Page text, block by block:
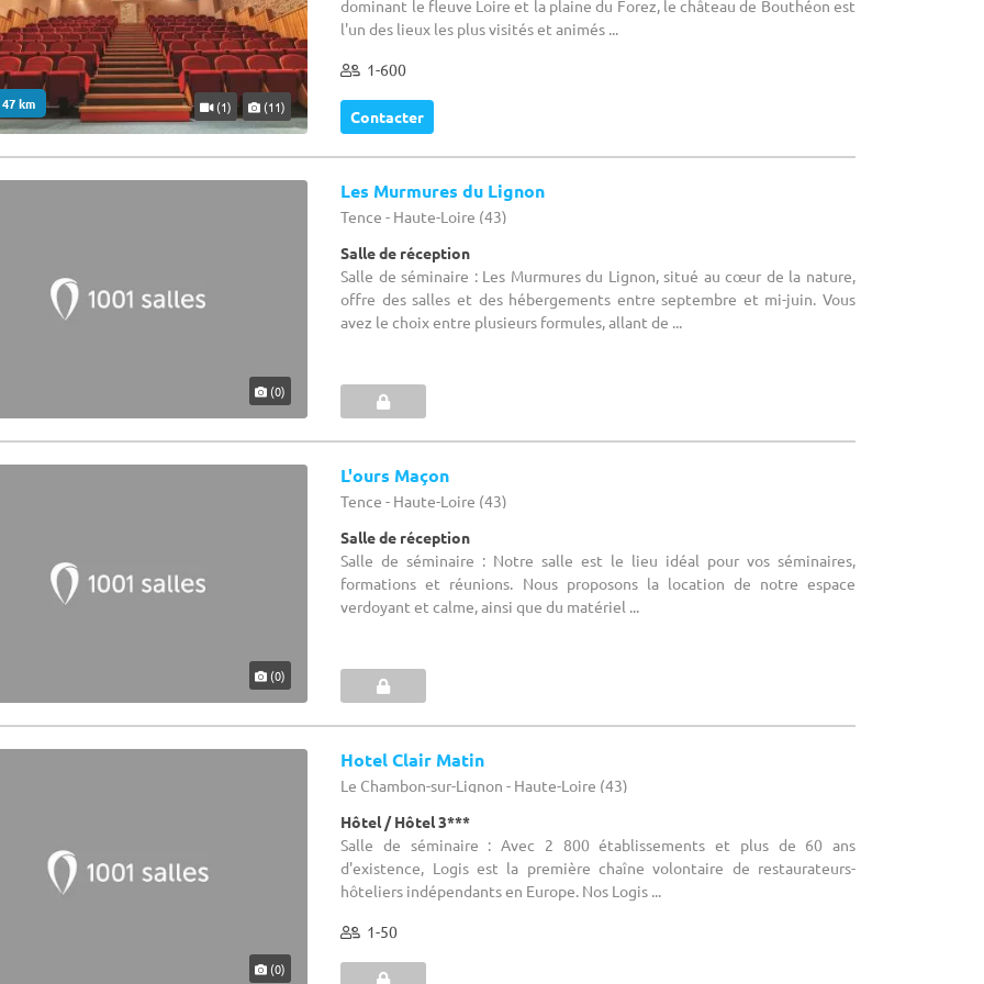
km (1) (11)
dominant le fleuve Loire et la plaine du Forez, le château de Bouthéon est
l'un des lieux les plus visités et animés ...
1-600
Contacter
(0)
Les Murmures du Lignon
Tence - Haute-Loire (43)
Salle de réception
Salle de séminaire : Les Murmures du Lignon, situé au cœur de la nature,
offre des salles et des hébergements entre septembre et mi-juin. Vous
avez le choix entre plusieurs formules, allant de ...
(0)
L'ours Maçon
Tence - Haute-Loire (43)
Salle de réception
Salle de séminaire : Notre salle est le lieu idéal pour vos séminaires,
formations et réunions. Nous proposons la location de notre espace
verdoyant et calme, ainsi que du matériel ...
(0)
Hotel Clair Matin
Le Chambon-sur-Lignon - Haute-Loire (43)
Hôtel / Hôtel 3***
Salle de séminaire : Avec 2 800 établissements et plus de 60 ans
d'existence, Logis est la première chaîne volontaire de restaurateurs-
hôteliers indépendants en Europe. Nos Logis ...
1-50